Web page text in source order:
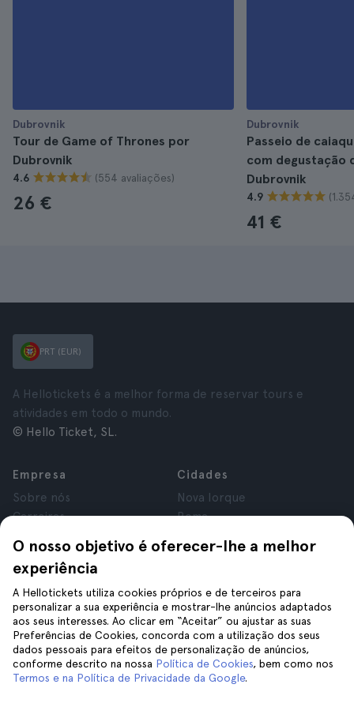
Dubrovnik
Tour de Game of Thrones por
Dubrovnik
4.6 (554 avaliações)
26 €
Dubrovnik
Passeio de
com degustação
Dubrovnik
4.9
41 €
O nosso objetivo é oferecer-lhe a melhor
experiência
A Hellotickets utiliza cookies próprios e de terceiros para
personalizar a sua experiência e mostrar-lhe anúncios adaptados
aos seus interesses. Ao clicar em “Aceitar” ou ajustar as suas
Preferências de Cookies, concorda com a utilização dos seus
dados pessoais para efeitos de personalização de anúncios,
conforme descrito na nossa Política de Cookies, bem como nos
Termos e na Política de Privacidade da Google.
PRT (EUR)
A Hellotickets é a melhor forma de reservar tours e
atividades em todo o mundo.
© Hello Ticket, SL.
Empresa
Sobre nós
Carreiras
Avaliações
Privacidade
Termos e Condições
Aviso Legal
Cookies
Cidades
Nova Iorque
Roma
Londres
Cracóvia
Tenerife
Ajuda
Siga-nos